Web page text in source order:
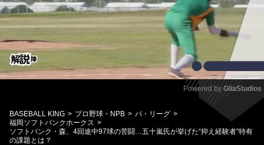
Mute
Powered by GliaStudios
BASEBALL KING プロ野球・NPB
パ・リーグ
福岡ソフトバンクホークス
ソフトバンク・森、4回途中97球の苦闘…五十嵐氏が挙げた“抑え経験者”特有
の課題とは？